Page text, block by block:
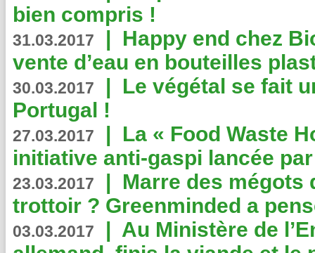
bien compris !
31.03.2017 | Happy end chez
vente d’eau en bouteilles
30.03.2017 | Le végétal se fait
Portugal !
27.03.2017 | La « Food Waste
initiative anti-gaspi lancée
23.03.2017 | Marre des mégots
trottoir ? Greenminded a
03.03.2017 | Au Ministère de